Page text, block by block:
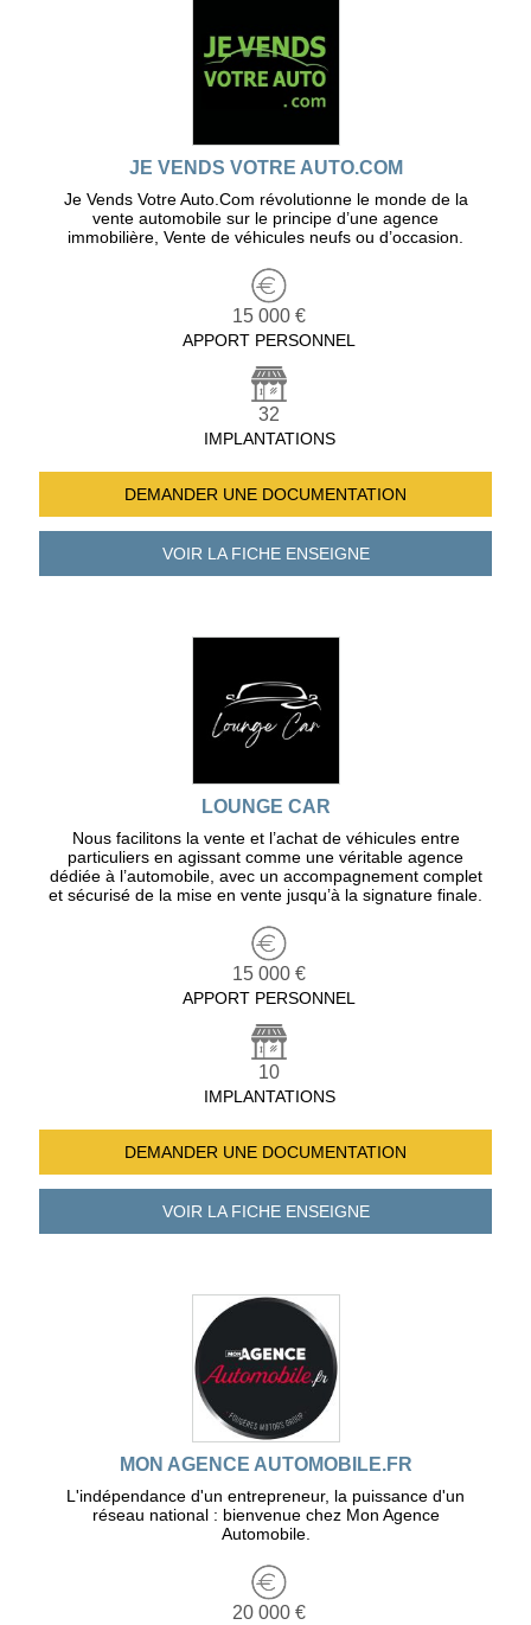
JE VENDS VOTRE AUTO.COM
Je Vends Votre Auto.Com révolutionne le monde de la
vente automobile sur le principe d’une agence
immobilière, Vente de véhicules neufs ou d’occasion.
15 000 €
APPORT PERSONNEL
32
IMPLANTATIONS
DEMANDER UNE DOCUMENTATION
VOIR LA FICHEENSEIGNE
LOUNGE CAR
Nous facilitons la vente et l’achat de véhicules entre
particuliers en agissant comme une véritable agence
dédiée à l’automobile, avec un accompagnement complet
et sécurisé de la mise en vente jusqu’à la signature finale.
15 000 €
APPORT PERSONNEL
10
IMPLANTATIONS
DEMANDER UNE DOCUMENTATION
VOIR LA FICHEENSEIGNE
MON AGENCE AUTOMOBILE.FR
L'indépendance d'un entrepreneur, la puissance d'un
réseau national : bienvenue chez Mon Agence
Automobile.
20 000 €